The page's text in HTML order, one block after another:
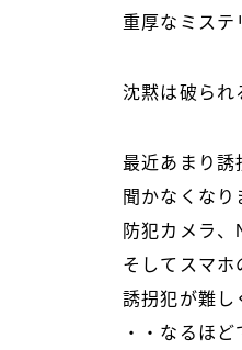
重厚なミステ
沈黙は破られ
最近あまり誘
聞かなくなり
防犯カメラ、
そしてスマホ
誘拐犯が難し
・・なるほど